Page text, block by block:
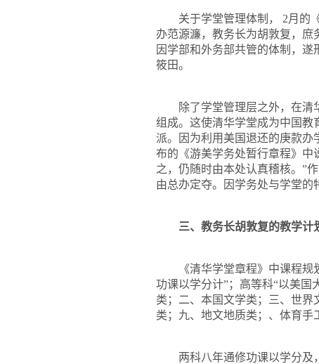
关于学堂管理体制， 2月的
办范源濂，教务长为胡敦复，庶
因学部和外务部共管的体制，
筱田。
除了学堂管理层之外，在
组成。这使清华学堂成为中国
派。因为利用美国退还的庚款办
布的《游美学务处暂行章程》中
之，仍随时由本处认真稽核。”
由总办定夺。因学务处与学堂的
三、教务长胡敦复的教学计
《清华学堂章程》中课程
功课以学分计”；高等科“以美国
类；二、本国文学类；三、世
类；九、地文地质类；、体育手
两科八年通修功课以学分及